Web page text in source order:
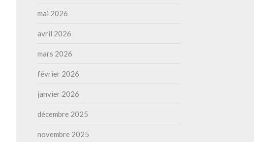
mai 2026
avril 2026
mars 2026
février 2026
janvier 2026
décembre 2025
novembre 2025